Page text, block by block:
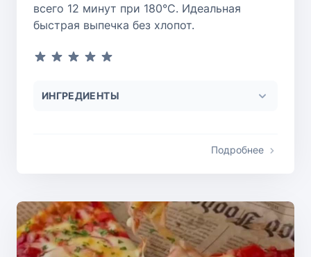
всего 12 минут при 180°C. Идеальная
быстрая выпечка без хлопот.
ИНГРЕДИЕНТЫ
Подробнее